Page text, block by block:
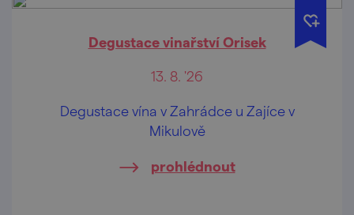
Degustace vinařství Orisek
13. 8. '26
Degustace vína v Zahrádce u Zajíce v
Mikulově
prohlédnout